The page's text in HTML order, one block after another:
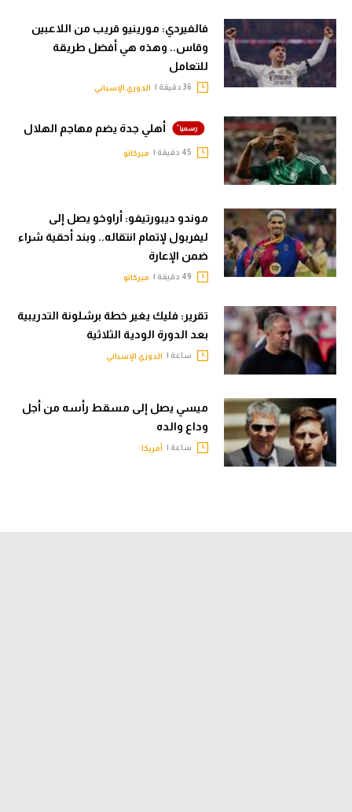
فالفيردي: مورينيو قريب من اللاعبين
وقاس.. وهذه هي أفضل طريقة
للتعامل
الدوري الإسباني
أهلي جدة يضم مهاجم الهلال
ميركاتو
موندو ديبورتيفو: أراوخو يصل إلى
ليفربول لإتمام انتقاله.. وبند أحقية شراء
ضمن الإعارة
ميركاتو
تقرير: فليك يغير خطة برشلونة التدريبية
بعد الدورة الودية الثلاثية
ساعة | الدوري الإسباني
ميسي يصل إلى مسقط رأسه من أجل
وداع والده
ساعة | أمريكا